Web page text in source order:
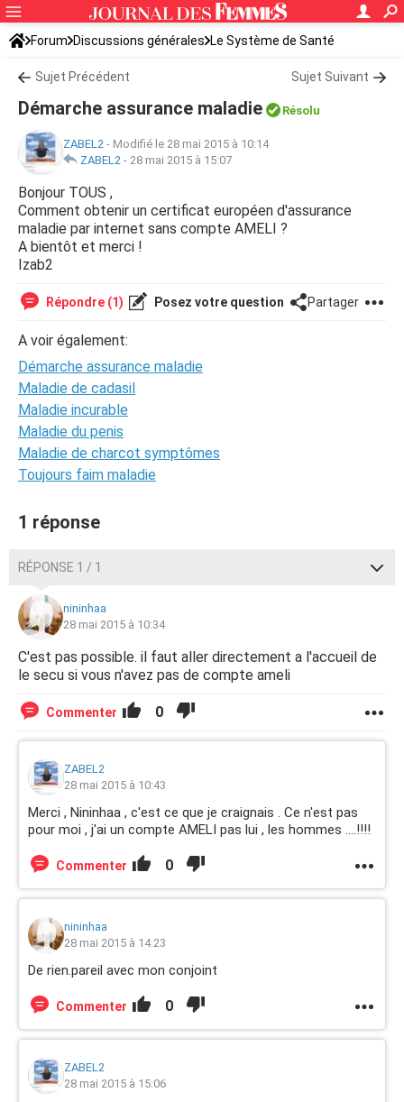
Forum Discussions générales Le Système de Santé
Sujet Précédent Sujet Suivant
Démarche assurance maladie Résolu
ZABEL2 - Modifié le 28 mai 2015 à 10:14
ZABEL2 - 28 mai 2015 à 15:07
Bonjour TOUS ,
Comment obtenir un certificat européen d'assurance
maladie par internet sans compte AMELI ?
A bientôt et merci !
Izab2
Répondre (1) Posez votre question Partager
A voir également:
Démarche assurance maladie
Maladie de cadasil
Maladie incurable
Maladie du penis
Maladie de charcot symptômes
Toujours faim maladie
1 réponse
RÉPONSE 1 / 1
nininhaa
28 mai 2015 à 10:34
C'est pas possible. il faut aller directement a l'accueil de
le secu si vous n'avez pas de compte ameli
Commenter 0
ZABEL2
28 mai 2015 à 10:43
Merci , Nininhaa , c'est ce que je craignais . Ce n'est pas
pour moi , j'ai un compte AMELI pas lui , les hommes ....!!!!
Commenter 0
nininhaa
28 mai 2015 à 14:23
De rien.pareil avec mon conjoint
Commenter 0
ZABEL2
28 mai 2015 à 15:06